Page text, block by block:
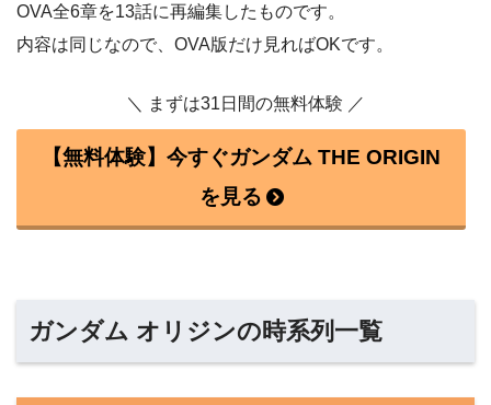
OVA全6章を13話に再編集したものです。
内容は同じなので、OVA版だけ見ればOKです。
＼ まずは31日間の無料体験 ／
【無料体験】今すぐガンダム THE ORIGIN
を見る
ガンダム オリジンの時系列一覧